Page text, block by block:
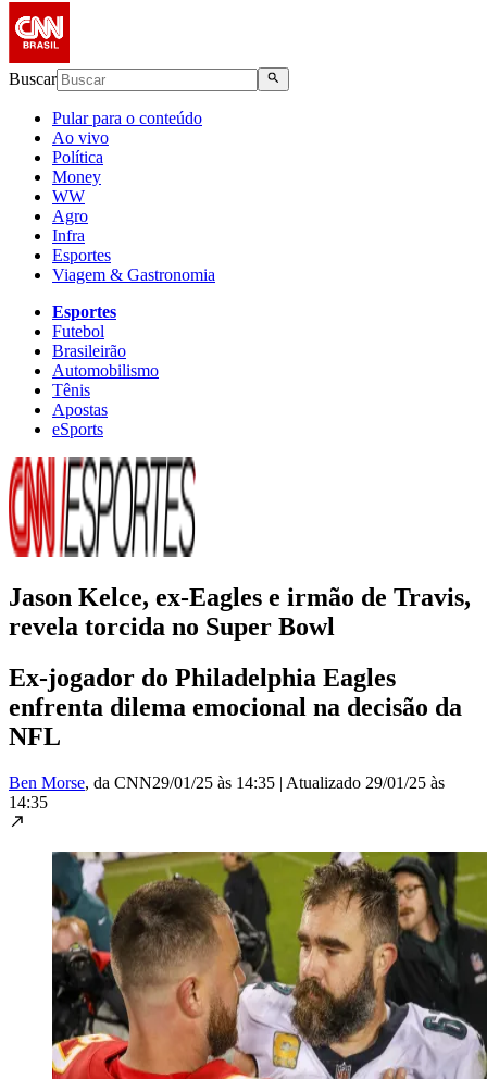
Buscar
Pular para o conteúdo
Ao vivo
Política
Money
WW
Agro
Infra
Esportes
Viagem & Gastronomia
Esportes
Futebol
Brasileirão
Automobilismo
Tênis
Apostas
eSports
Jason Kelce, ex-Eagles e irmão de Travis,
revela torcida no Super Bowl
Ex-jogador do Philadelphia Eagles
enfrenta dilema emocional na decisão da
NFL
Ben Morse, da CNN29/01/25 às 14:35 | Atualizado 29/01/25 às
14:35